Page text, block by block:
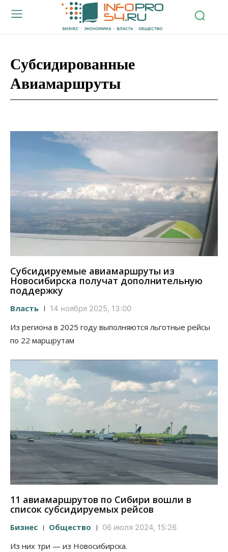
Субсидированные
Авиамаршруты
Субсидируемые авиамаршруты из
Новосибирска получат дополнительную
поддержку
Власть 14 ноября 2025, 13:00
Из региона в 2025 году выполняются льготные рейсы
по 22 маршрутам
11 авиамаршрутов по Сибири вошли в
список субсидируемых рейсов
Бизнес Общество 06 июля 2024, 15:26
Из них три — из Новосибирска.